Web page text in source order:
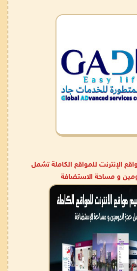
الإنترنت للمواقع الكاملة تشمل
و مساحة الاستضافة